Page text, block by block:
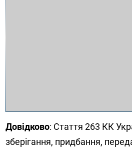
Довідково: Стаття 263 КК
зберігання, придбання,